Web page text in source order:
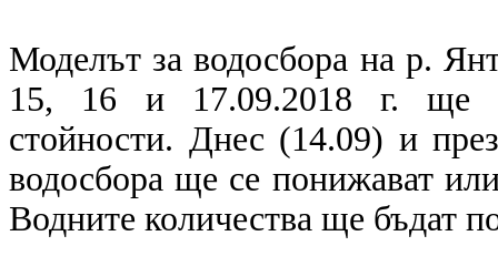
Моделът за водосбора на р.
15, 16 и 17.09.2018 г. ще
стойности. Днес (14.09) и
водосбора ще се понижават
Водните количества ще бъдат